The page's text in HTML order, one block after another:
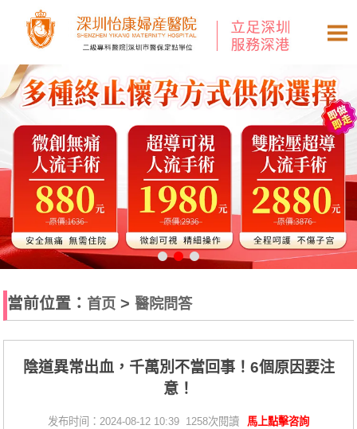
當前位置： 首页 >醫院問答
​陰道異常出血，千萬別不當回事！6個原因要注
意！
发布时间：2024-08-12 10:39 1258次閱讀 馬上點擊咨詢